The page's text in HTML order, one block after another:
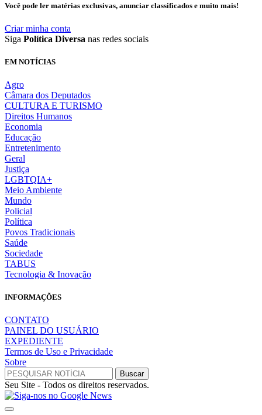
Você pode ler matérias exclusivas, anunciar classificados e muito mais!
Criar minha conta
Siga Política Diversa nas redes sociais
EM NOTÍCIAS
Agro
Câmara dos Deputados
CULTURA E TURISMO
Direitos Humanos
Economia
Educação
Entretenimento
Geral
Justiça
LGBTQIA+
Meio Ambiente
Mundo
Policial
Política
Povos Tradicionais
Saúde
Sociedade
TABUS
Tecnologia & Inovação
INFORMAÇÕES
CONTATO
PAINEL DO USUÁRIO
EXPEDIENTE
Termos de Uso e Privacidade
Sobre
Seu Site - Todos os direitos reservados.